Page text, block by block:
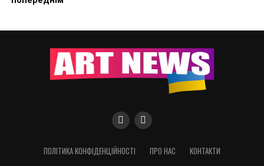
ПОЛІТИКА КОНФІДЕНЦІЙНОСТІ ПРО НАС КОНТАКТИ